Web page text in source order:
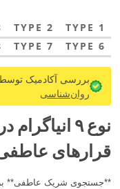
TYPE 1
TYPE 2
TYPE 6
TYPE 7
بررسی آکادمیک
روان‌شناسی
نوع ۹
قرارهای